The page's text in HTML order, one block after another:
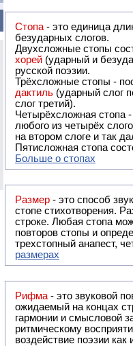
Стопа - это единица
безударных слогов.
Двухсложные стопы
хорей (ударный и
русской поэзии.
Трёхсложные стопы -
дактиль (ударный слог
слог третий).
Четырёхсложная стопа
любого из четырёх
на втором слоге и так
Пятисложная стопа
Больше о стопах
Размер - это способ
стопе стихотворения.
строке. Любая стопа
повторов стопы и
трехстопный анапест,
размерах
Рифма - это звуковой повтор, традиционно используемый в поэзии и, как
ожидаемый на концах
гармонии и смысловой
ритмическому
воздействие поэзии